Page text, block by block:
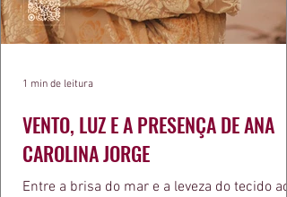
VENTO, LUZ E A PRESENÇA DE ANA
CAROLINA JORGE
Entre a brisa do mar e a leveza do tecido ao
1 min de leitura